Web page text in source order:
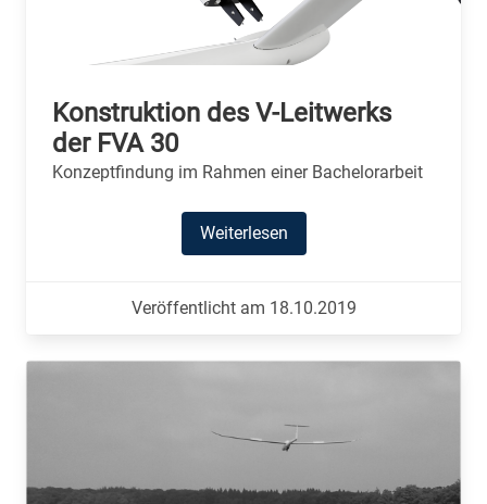
Konstruktion des V-Leitwerks
der FVA 30
Konzeptfindung im Rahmen einer Bachelorarbeit
Weiterlesen
Veröffentlicht am 18.10.2019